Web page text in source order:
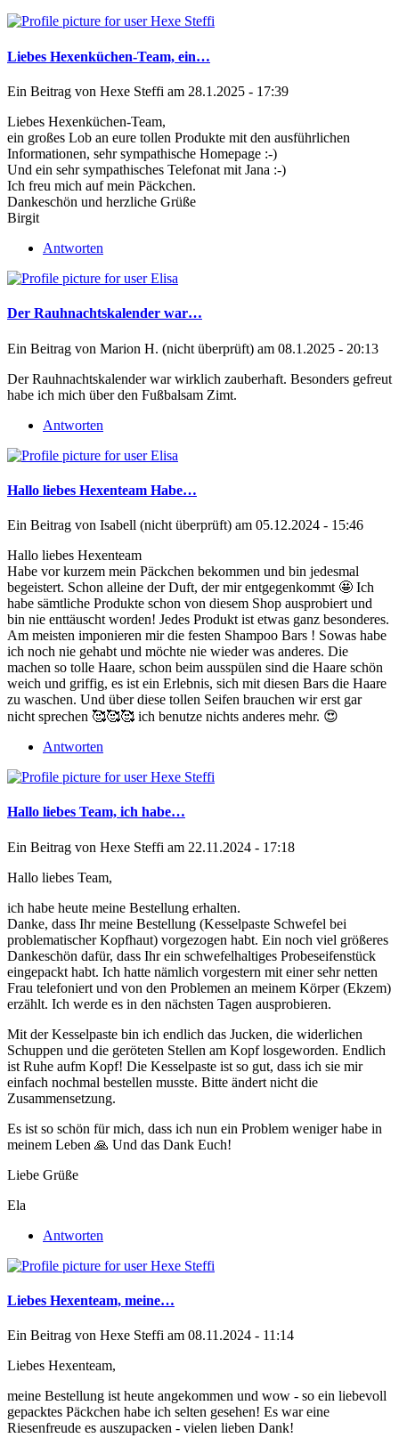
Liebes Hexenküchen-Team, ein…
Ein Beitrag von Hexe Steffi am 28.1.2025 - 17:39
Liebes Hexenküchen-Team,
ein großes Lob an eure tollen Produkte mit den ausführlichen
Informationen, sehr sympathische Homepage :-)
Und ein sehr sympathisches Telefonat mit Jana :-)
Ich freu mich auf mein Päckchen.
Dankeschön und herzliche Grüße
Birgit
Antworten
Der Rauhnachtskalender war…
Ein Beitrag von Marion H. (nicht überprüft) am 08.1.2025 - 20:13
Der Rauhnachtskalender war wirklich zauberhaft. Besonders gefreut
habe ich mich über den Fußbalsam Zimt.
Antworten
Hallo liebes Hexenteam Habe…
Ein Beitrag von Isabell (nicht überprüft) am 05.12.2024 - 15:46
Hallo liebes Hexenteam
Habe vor kurzem mein Päckchen bekommen und bin jedesmal
begeistert. Schon alleine der Duft, der mir entgegenkommt 🤩 Ich
habe sämtliche Produkte schon von diesem Shop ausprobiert und
bin nie enttäuscht worden! Jedes Produkt ist etwas ganz besonderes.
Am meisten imponieren mir die festen Shampoo Bars ! Sowas habe
ich noch nie gehabt und möchte nie wieder was anderes. Die
machen so tolle Haare, schon beim ausspülen sind die Haare schön
weich und griffig, es ist ein Erlebnis, sich mit diesen Bars die Haare
zu waschen. Und über diese tollen Seifen brauchen wir erst gar
nicht sprechen 🥰🥰🥰 ich benutze nichts anderes mehr. 😍
Antworten
Hallo liebes Team, ich habe…
Ein Beitrag von Hexe Steffi am 22.11.2024 - 17:18
Hallo liebes Team,
ich habe heute meine Bestellung erhalten.
Danke, dass Ihr meine Bestellung (Kesselpaste Schwefel bei
problematischer Kopfhaut) vorgezogen habt. Ein noch viel größeres
Dankeschön dafür, dass Ihr ein schwefelhaltiges Probeseifenstück
eingepackt habt. Ich hatte nämlich vorgestern mit einer sehr netten
Frau telefoniert und von den Problemen an meinem Körper (Ekzem)
erzählt. Ich werde es in den nächsten Tagen ausprobieren.
Mit der Kesselpaste bin ich endlich das Jucken, die widerlichen
Schuppen und die geröteten Stellen am Kopf losgeworden. Endlich
ist Ruhe aufm Kopf! Die Kesselpaste ist so gut, dass ich sie mir
einfach nochmal bestellen musste. Bitte ändert nicht die
Zusammensetzung.
Es ist so schön für mich, dass ich nun ein Problem weniger habe in
meinem Leben 🙏 Und das Dank Euch!
Liebe Grüße
Ela
Antworten
Liebes Hexenteam, meine…
Ein Beitrag von Hexe Steffi am 08.11.2024 - 11:14
Liebes Hexenteam,
meine Bestellung ist heute angekommen und wow - so ein liebevoll
gepacktes Päckchen habe ich selten gesehen! Es war eine
Riesenfreude es auszupacken - vielen lieben Dank!